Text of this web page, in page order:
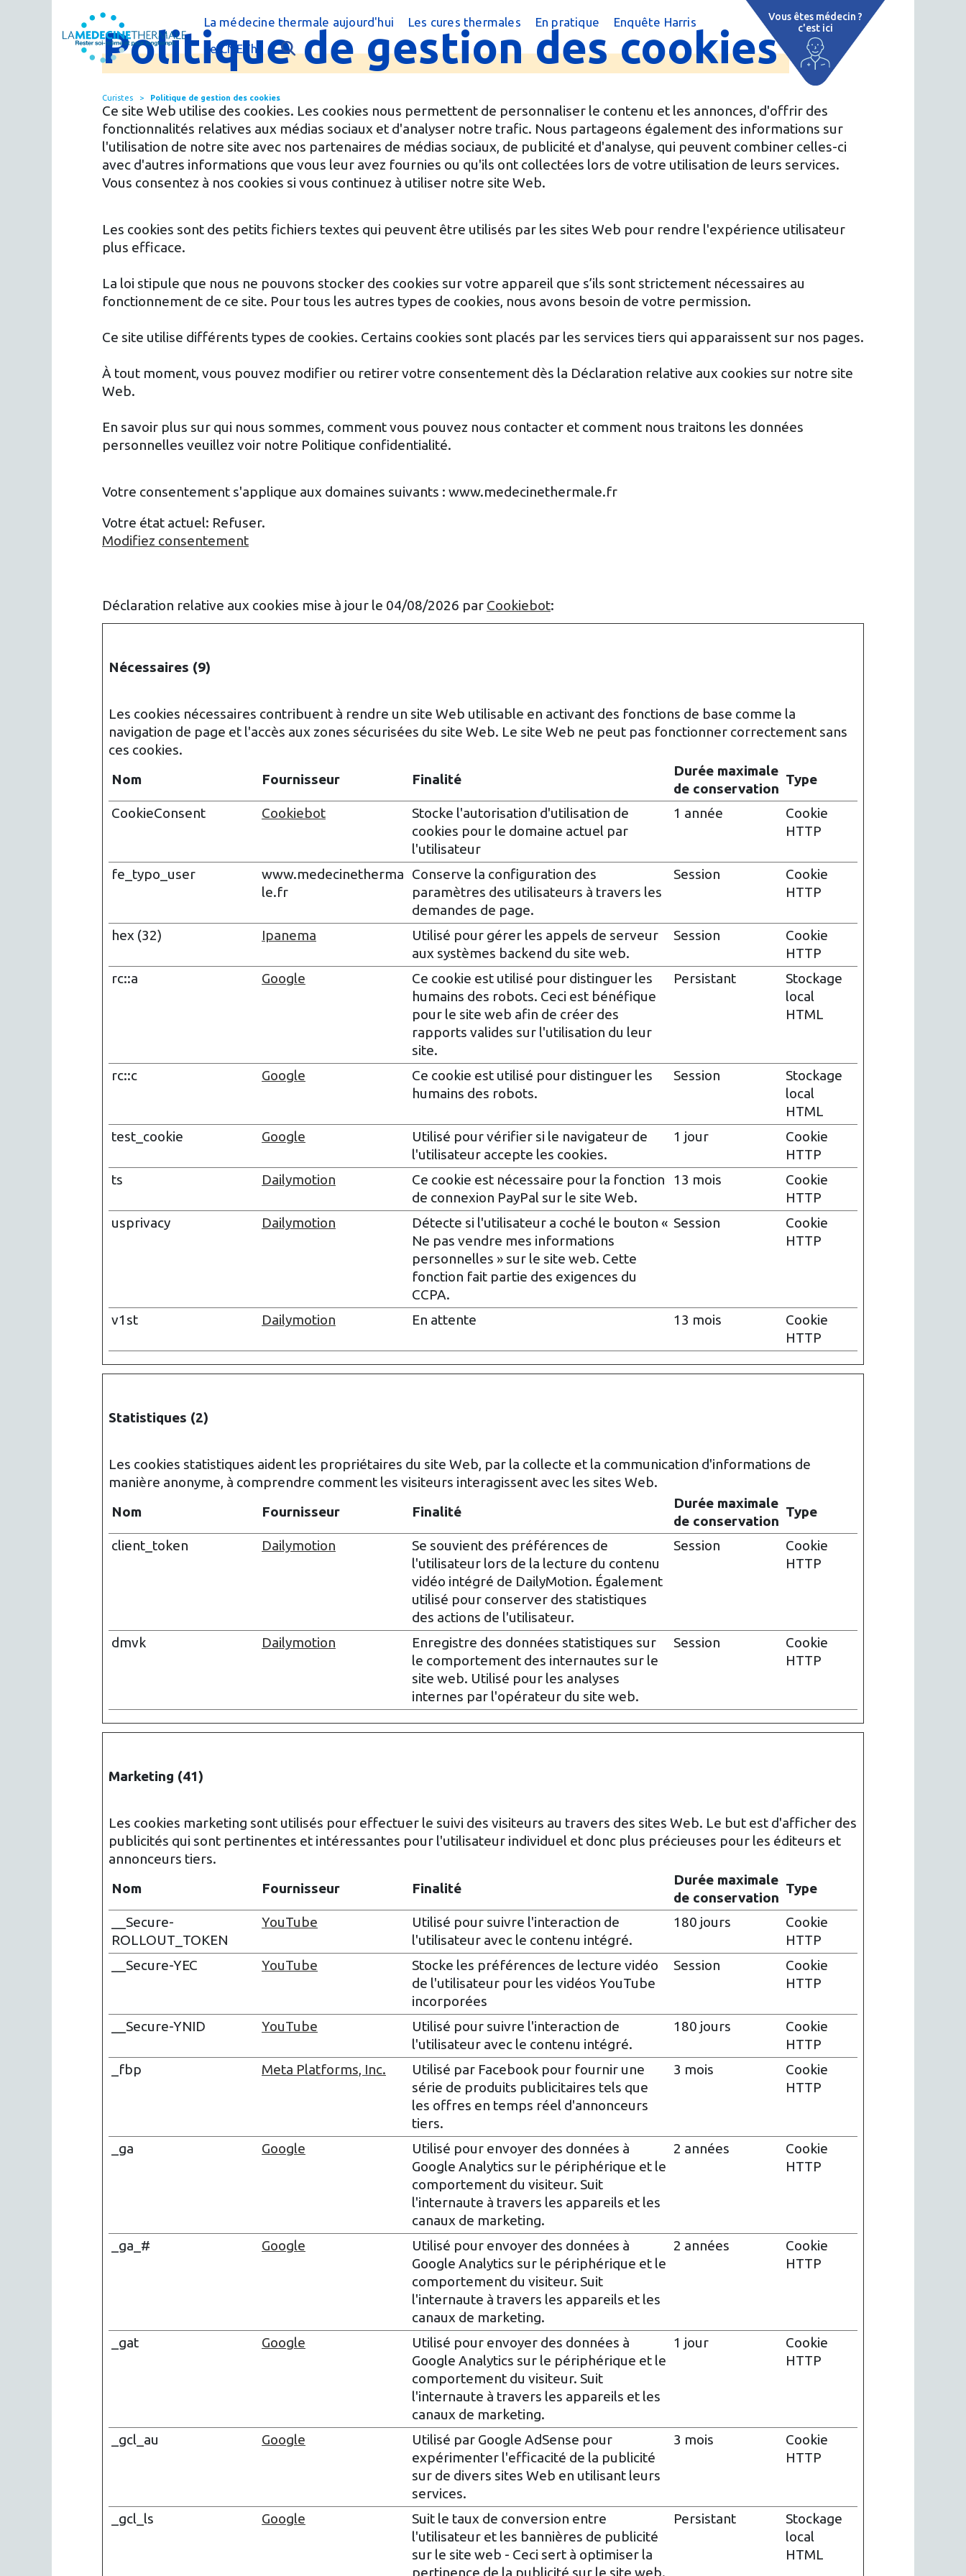
La médecine thermale aujourd'hui
C'est quoi la médecine thermale ?
Le thermalisme en chiffres
FAQ : questions fréquentes
Thermes & Vous, le magazine
Les cures thermales
Cures conventionnées
Cures post cancer
En pratique
Trouver une cure
Annuaire des stations thermales
Bénéficier d'une cure thermale
Le Remboursement
Préparer la cure thermale
Enquête Harris
Le CNETh
Qui sommes-nous ?
Actualités
Publications
Espace presse
Vous êtes médecin ?
c'est ici
Curistes Politique de gestion des cookies
Politiquedegestiondescookies
Ce site Web utilise des cookies. Les cookies nous permettent de personnaliser le contenu et les annonces, d'offrir des
fonctionnalités relatives aux médias sociaux et d'analyser notre trafic. Nous partageons également des informations sur
l'utilisation de notre site avec nos partenaires de médias sociaux, de publicité et d'analyse, qui peuvent combiner celles-ci
avec d'autres informations que vous leur avez fournies ou qu'ils ont collectées lors de votre utilisation de leurs services.
Vous consentez à nos cookies si vous continuez à utiliser notre site Web.
Les cookies sont des petits fichiers textes qui peuvent être utilisés par les sites Web pour rendre l'expérience utilisateur
plus efficace.
La loi stipule que nous ne pouvons stocker des cookies sur votre appareil que s’ils sont strictement nécessaires au
fonctionnement de ce site. Pour tous les autres types de cookies, nous avons besoin de votre permission.
Ce site utilise différents types de cookies. Certains cookies sont placés par les services tiers qui apparaissent sur nos pages.
À tout moment, vous pouvez modifier ou retirer votre consentement dès la Déclaration relative aux cookies sur notre site
Web.
En savoir plus sur qui nous sommes, comment vous pouvez nous contacter et comment nous traitons les données
personnelles veuillez voir notre Politique confidentialité.
Votre consentement s'applique aux domaines suivants : www.medecinethermale.fr
Votre état ​​actuel: Refuser.
Modifiez consentement
Déclaration relative aux cookies mise à jour le 04/08/2026 par Cookiebot:
Nécessaires (9)
Les cookies nécessaires contribuent à rendre un site Web utilisable en activant des fonctions de base comme la
navigation de page et l'accès aux zones sécurisées du site Web. Le site Web ne peut pas fonctionner correctement sans
ces cookies.
Nom
Fournisseur Finalité
Durée maximale
de conservation
Type
CookieConsent Cookiebot
Stocke l'autorisation d'utilisation de
cookies pour le domaine actuel par
l'utilisateur
1 année
Cookie
HTTP
fe_typo_user
www.medecinetherma
le.fr
Conserve la configuration des
paramètres des utilisateurs à travers les
demandes de page.
Session
Cookie
HTTP
hex (32) Ipanema
Utilisé pour gérer les appels de serveur
aux systèmes backend du site web.
Session
Cookie
HTTP
rc::a
Google
Ce cookie est utilisé pour distinguer les
humains des robots. Ceci est bénéfique
pour le site web afin de créer des
rapports valides sur l'utilisation du leur
site.
Persistant
Stockage
local
HTML
rc::c Google
Ce cookie est utilisé pour distinguer les
humains des robots.
Session
Stockage
local
HTML
test_cookie
Google
Utilisé pour vérifier si le navigateur de
l'utilisateur accepte les cookies.
1 jour
Cookie
HTTP
ts
Dailymotion
Ce cookie est nécessaire pour la fonction
de connexion PayPal sur le site Web.
13 mois
Cookie
HTTP
usprivacy
Dailymotion
Détecte si l'utilisateur a coché le bouton «
Ne pas vendre mes informations
personnelles » sur le site web. Cette
fonction fait partie des exigences du
CCPA.
Session
Cookie
HTTP
v1st Dailymotion En attente 13 mois
Cookie
HTTP
Statistiques (2)
Les cookies statistiques aident les propriétaires du site Web, par la collecte et la communication d'informations de
manière anonyme, à comprendre comment les visiteurs interagissent avec les sites Web.
Nom
Fournisseur Finalité
Durée maximale
de conservation
Type
client_token Dailymotion
Se souvient des préférences de
l'utilisateur lors de la lecture du contenu
vidéo intégré de DailyMotion. Également
utilisé pour conserver des statistiques
des actions de l'utilisateur.
Session
Cookie
HTTP
dmvk Dailymotion
Enregistre des données statistiques sur
le comportement des internautes sur le
site web. Utilisé pour les analyses
internes par l'opérateur du site web.
Session
Cookie
HTTP
Marketing (41)
Les cookies marketing sont utilisés pour effectuer le suivi des visiteurs au travers des sites Web. Le but est d'afficher des
publicités qui sont pertinentes et intéressantes pour l'utilisateur individuel et donc plus précieuses pour les éditeurs et
annonceurs tiers.
Nom
Fournisseur Finalité
Durée maximale
de conservation
Type
__Secure-
ROLLOUT_TOKEN
YouTube
Utilisé pour suivre l'interaction de
l'utilisateur avec le contenu intégré.
180 jours
Cookie
HTTP
__Secure-YEC
YouTube
Stocke les préférences de lecture vidéo
de l'utilisateur pour les vidéos YouTube
incorporées
Session
Cookie
HTTP
__Secure-YNID YouTube
Utilisé pour suivre l'interaction de
l'utilisateur avec le contenu intégré.
180 jours
Cookie
HTTP
_fbp
Meta Platforms, Inc.
Utilisé par Facebook pour fournir une
série de produits publicitaires tels que
les offres en temps réel d'annonceurs
tiers.
3 mois
Cookie
HTTP
_ga Google
Utilisé pour envoyer des données à
Google Analytics sur le périphérique et le
comportement du visiteur. Suit
l'internaute à travers les appareils et les
canaux de marketing.
2 années
Cookie
HTTP
_ga_# Google
Utilisé pour envoyer des données à
Google Analytics sur le périphérique et le
comportement du visiteur. Suit
l'internaute à travers les appareils et les
canaux de marketing.
2 années
Cookie
HTTP
_gat Google
Utilisé pour envoyer des données à
Google Analytics sur le périphérique et le
comportement du visiteur. Suit
l'internaute à travers les appareils et les
canaux de marketing.
1 jour
Cookie
HTTP
_gcl_au Google
Utilisé par Google AdSense pour
expérimenter l'efficacité de la publicité
sur de divers sites Web en utilisant leurs
services.
3 mois
Cookie
HTTP
_gcl_ls Google
Suit le taux de conversion entre
l'utilisateur et les bannières de publicité
sur le site web - Ceci sert à optimiser la
pertinence de la publicité sur le site web.
Persistant
Stockage
local
HTML